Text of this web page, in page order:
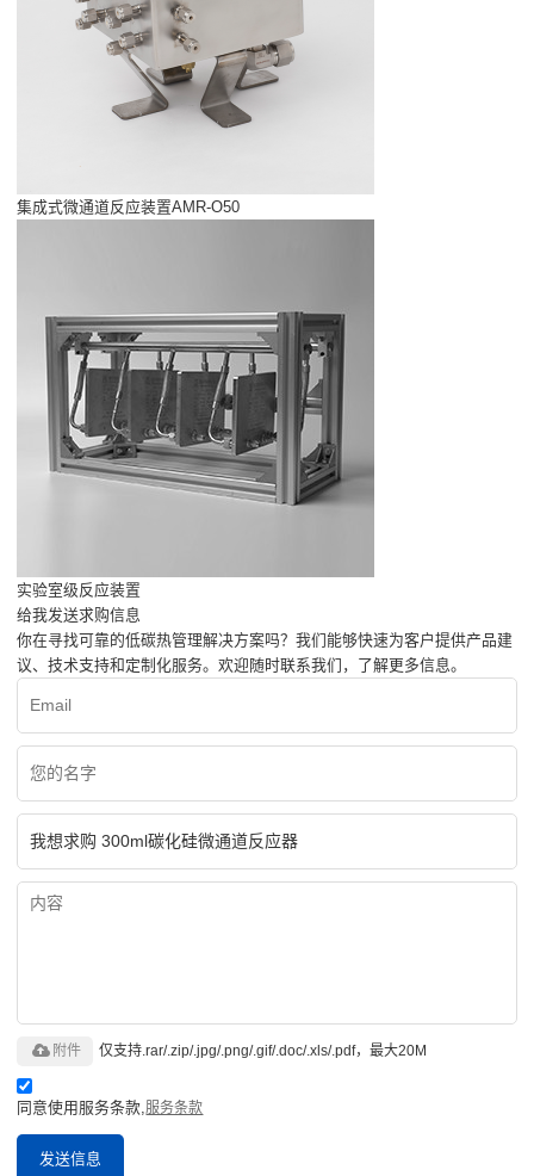
集成式微通道反应装置AMR-O50
实验室级反应装置
给我发送求购信息
你在寻找可靠的低碳热管理解决方案吗？我们能够快速为客户提供产品建
议、技术支持和定制化服务。欢迎随时联系我们，了解更多信息。
仅支持.rar/.zip/.jpg/.png/.gif/.doc/.xls/.pdf，最大20M
附件
同意使用服务条款, 服务条款
发送信息